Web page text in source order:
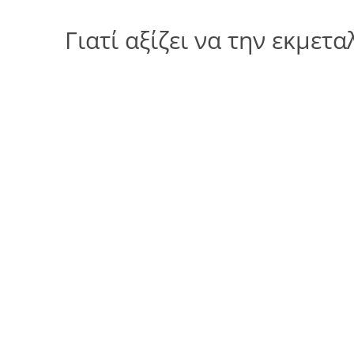
Γιατί αξίζει να την